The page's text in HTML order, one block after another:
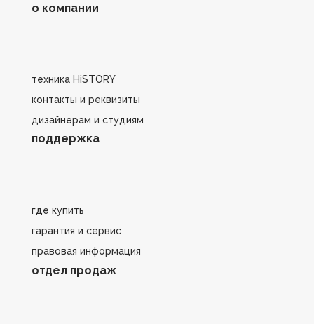
о компании
техника HiSTORY
контакты и реквизиты
дизайнерам и студиям
поддержка
где купить
гарантия и сервис
правовая информация
отдел продаж